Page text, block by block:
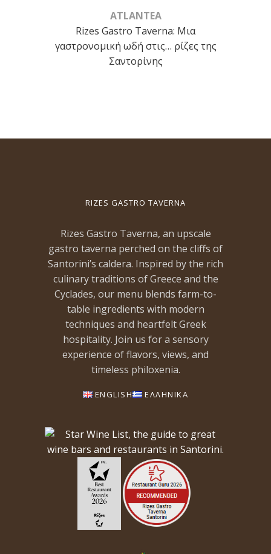
ATLANTEA
Rizes Gastro Taverna: Μια
γαστρονομική ωδή στις… ρίζες της
Σαντορίνης
RIZES GASTRO TAVERNA
Rizes Gastro Taverna, an upscale
gastro taverna perched on the cliffs of
Santorini’s caldera. Inspired by the rich
culinary traditions of Greece and the
Cyclades, our menu blends farm-to-
table ingredients with modern
techniques and heartfelt Greek
hospitality. Join us for a sensory
experience of flavors, views, and
timeless philoxenia.
ENGLISH ΕΛΛΗΝΙΚΑ